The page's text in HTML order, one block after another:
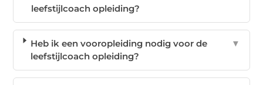
leefstijlcoach opleiding?
Heb ik een vooropleiding nodig voor de
leefstijlcoach opleiding?
▼